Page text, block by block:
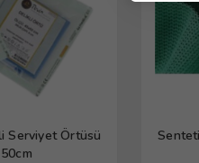
Serviyet Örtüsü